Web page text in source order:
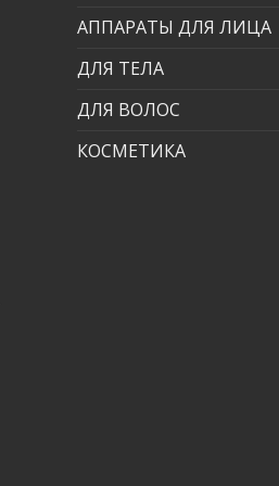
АППАРАТЫ ДЛЯ ЛИЦА
ДЛЯ ТЕЛА
ДЛЯ ВОЛОС
КОСМЕТИКА